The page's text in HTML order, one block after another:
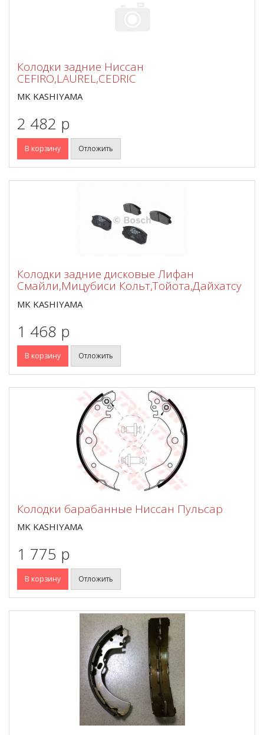
Колодки задние Ниссан
CEFIRO,LAUREL,CEDRIC
MK KASHIYAMA
2 482 p
В корзину Отложить
Колодки задние дисковые Лифан
Смайли,Мицубиси Кольт,Тойота,Дайхатсу
MK KASHIYAMA
1 468 p
В корзину Отложить
Колодки барабанные Ниссан Пульсар
MK KASHIYAMA
1 775 p
В корзину Отложить